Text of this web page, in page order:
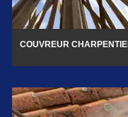
COUVREUR